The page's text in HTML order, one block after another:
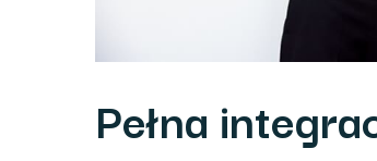
Pełna